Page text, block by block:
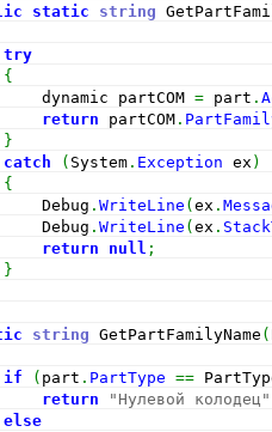
static string
try
{
partCOM = part .
return partCOM .
}
catch
( System . Exception ex )
{
.WriteLine (ex .
.WriteLine (ex .
return
null ;
}
string GetPartFamilyName (
if
( part . PartType ==
return
"Нулевой колодец"
else